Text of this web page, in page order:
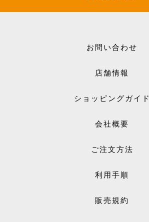
お問い合わせ
店舗情報
ショッピングガイド
会社概要
ご注文方法
利用手順
販売規約